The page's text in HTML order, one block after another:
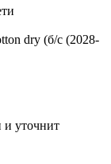
dry (б/с (2028-
и уточнит